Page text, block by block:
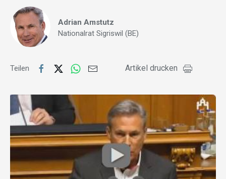
Adrian Amstutz
Nationalrat Sigriswil (BE)
Teilen Artikel drucken